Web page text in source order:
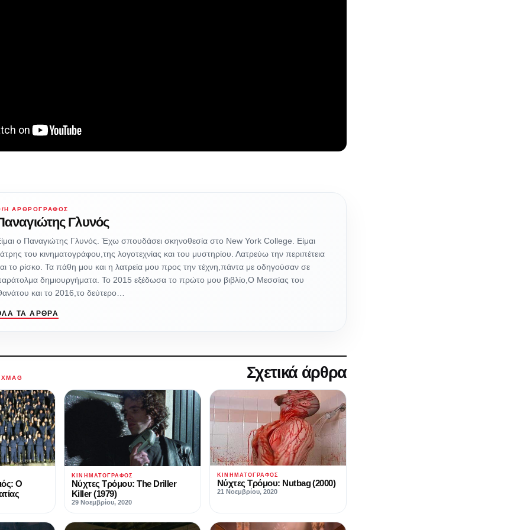
Η ΑΡΘΡΟΓΡΆΦΟΣ
Γλυνός
ο Παναγιώτης Γλυνός. Έχω σπουδάσει σκηνοθεσία στο New York College. Είμαι
του κινηματογράφου,της λογοτεχνίας και του μυστηρίου. Λατρεύω την περιπέτεια
το ρίσκο. Τα πάθη μου και η λατρεία μου προς την τέχνη,πάντα με οδηγούσαν σε
δημιουργήματα. Το 2015 εξέδωσα το πρώτο μου βιβλίο,Ο Μεσσίας του
και το 2016,το δεύτερο…
ΤΑ ΆΡΘΡΑ
Σχετικά άρθρα
Ο
ΚΙΝΗΜΑΤΟΓΡΆΦΟΣ
Νύχτες Τρόμου: The Driller
Killer (1979)
29 Νοεμβρίου, 2020
ΚΙΝΗΜΑΤΟΓΡΆΦΟΣ
Νύχτες Τρόμου: Nutbag (2000)
21 Νοεμβρίου, 2020